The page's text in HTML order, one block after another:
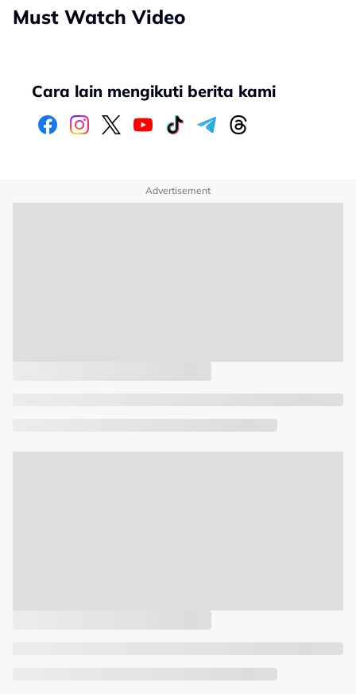
Must Watch Video
Cara lain mengikuti berita kami
Advertisement